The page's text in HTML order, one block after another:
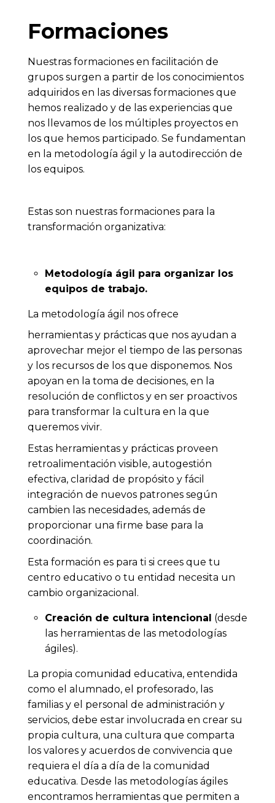
Formaciones
Nuestras formaciones en facilitación de
grupos surgen a partir de los conocimientos
adquiridos en las diversas formaciones que
hemos realizado y de las experiencias que
nos llevamos de los múltiples proyectos en
los que hemos participado. Se fundamentan
en la metodología ágil y la autodirección de
los equipos.
Estas son nuestras formaciones para la
transformación organizativa:
Metodología ágil para organizar los
equipos de trabajo.
La metodología ágil nos ofrece
herramientas y prácticas que nos ayudan a
aprovechar mejor el tiempo de las personas
y los recursos de los que disponemos. Nos
apoyan en la toma de decisiones, en la
resolución de conflictos y en ser proactivos
para transformar la cultura en la que
queremos vivir.
Estas herramientas y prácticas proveen
retroalimentación visible, autogestión
efectiva, claridad de propósito y fácil
integración de nuevos patrones según
cambien las necesidades, además de
proporcionar una firme base para la
coordinación.
Esta formación es para ti si crees que tu
centro educativo o tu entidad necesita un
cambio organizacional.
Creación de cultura intencional (desde
las herramientas de las metodologías
ágiles).
La propia comunidad educativa, entendida
como el alumnado, el profesorado, las
familias y el personal de administración y
servicios, debe estar involucrada en crear su
propia cultura, una cultura que comparta
los valores y acuerdos de convivencia que
requiera el día a día de la comunidad
educativa. Desde las metodologías ágiles
encontramos herramientas que permiten a